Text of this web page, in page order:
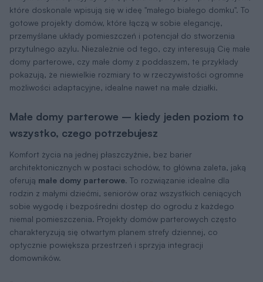
które doskonale wpisują się w ideę "małego białego domku". To
gotowe projekty domów, które łączą w sobie elegancję,
przemyślane układy pomieszczeń i potencjał do stworzenia
przytulnego azylu. Niezależnie od tego, czy interesują Cię małe
domy parterowe, czy małe domy z poddaszem, te przykłady
pokazują, że niewielkie rozmiary to w rzeczywistości ogromne
możliwości adaptacyjne, idealne nawet na małe działki.
Małe domy parterowe – kiedy jeden poziom to
wszystko, czego potrzebujesz
Komfort życia na jednej płaszczyźnie, bez barier
architektonicznych w postaci schodów, to główna zaleta, jaką
oferują małe domy parterowe. To rozwiązanie idealne dla
rodzin z małymi dziećmi, seniorów oraz wszystkich ceniących
sobie wygodę i bezpośredni dostęp do ogrodu z każdego
niemal pomieszczenia. Projekty domów parterowych często
charakteryzują się otwartym planem strefy dziennej, co
optycznie powiększa przestrzeń i sprzyja integracji
domowników.